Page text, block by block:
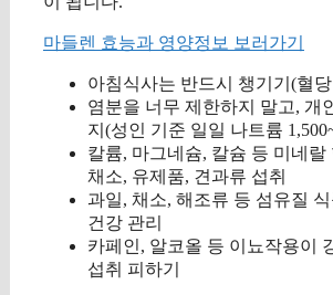
마들렌 효능과 영양정보 보러가기
아침식사는 반드시 챙기기(혈
염분을 너무 제한하지 말고, 개
지(성인 기준 일일 나트륨
칼륨, 마그네슘, 칼슘 등 미네랄
채소, 유제품, 견과류 섭취
과일, 채소, 해조류 등 섬유질
건강 관리
카페인, 알코올 등 이뇨작용이
섭취 피하기